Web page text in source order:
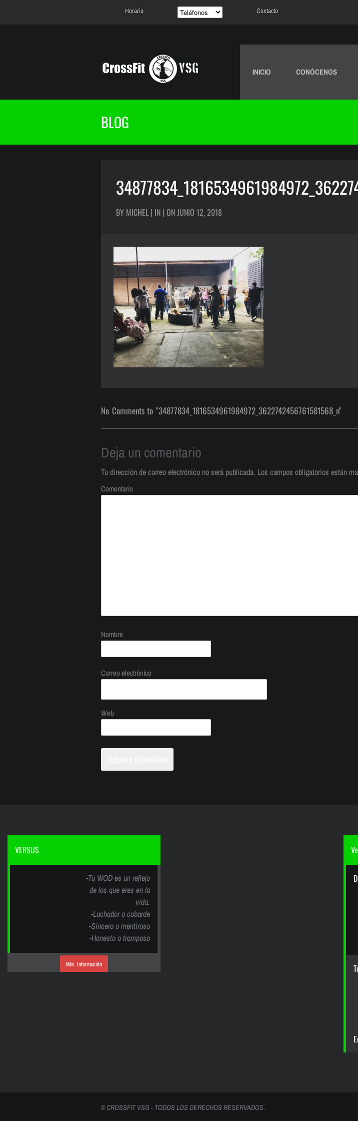
Horario Contacto
INICIO CONÓCENOS
BLOG
BY MICHEL | IN | ON JUNIO 12, 2018
No Comments to "34877834_1816534961984972_3622742456761581568_n"
Deja un comentario
Tu dirección de correo electrónico no será publicada. Los campos obligatorios están
Comentario
Nombre
Correo electrónico
Web
VERSUS
-Tu WOD es un reflejo
de los que eres en la
vida.
-Luchador o cobarde
-Sincero o mentiroso
-Honesto o tramposo
Más Información
© CROSSFIT VSG - TODOS LOS DERECHOS RESERVADOS.